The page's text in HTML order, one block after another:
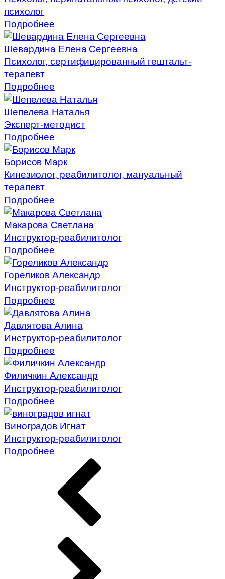
психолог
Подробнее
Шевардина Елена Сергеевна
Психолог, сертифицированный гештальт-
терапевт
Подробнее
Шепелева Наталья
Эксперт-методист
Подробнее
Борисов Марк
Кинезиолог, реабилитолог, мануальный
терапевт
Подробнее
Макарова Светлана
Инструктор-реабилитолог
Подробнее
Гореликов Александр
Инструктор-реабилитолог
Подробнее
Давлятова Алина
Инструктор-реабилитолог
Подробнее
Филичкин Александр
Инструктор-реабилитолог
Подробнее
Виноградов Игнат
Инструктор-реабилитолог
Подробнее